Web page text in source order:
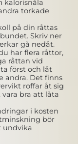
kalorisnåla
torkade
på din råttas
Skriv ner
gå nedåt.
har flera råttor,
råttan vid
först och låt
andra. Det finns
roffar åt sig
bra att låta
i kosten
bör
undvika